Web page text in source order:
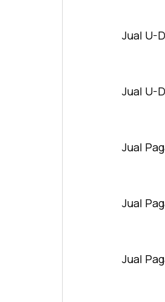
Jual U-
Jual U-
Jual
Jual
Jual